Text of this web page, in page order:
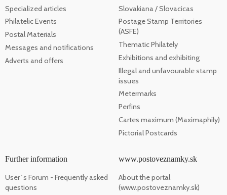
Specialized articles
Philatelic Events
Postal Materials
Messages and notifications
Adverts and offers
Slovakiana / Slovacicas
Postage Stamp Territories
(ASFE)
Thematic Philately
Exhibitions and exhibiting
Illegal and unfavourable stamp
issues
Metermarks
Perfins
Cartes maximum (Maximaphily)
Pictorial Postcards
Further information
User`s Forum - Frequently asked
questions
www.postoveznamky.sk
About the portal
(www.postoveznamky.sk)